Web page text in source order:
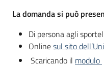
La domanda si può
Di persona agli
Onlinesul sito
Scaricando il modulo